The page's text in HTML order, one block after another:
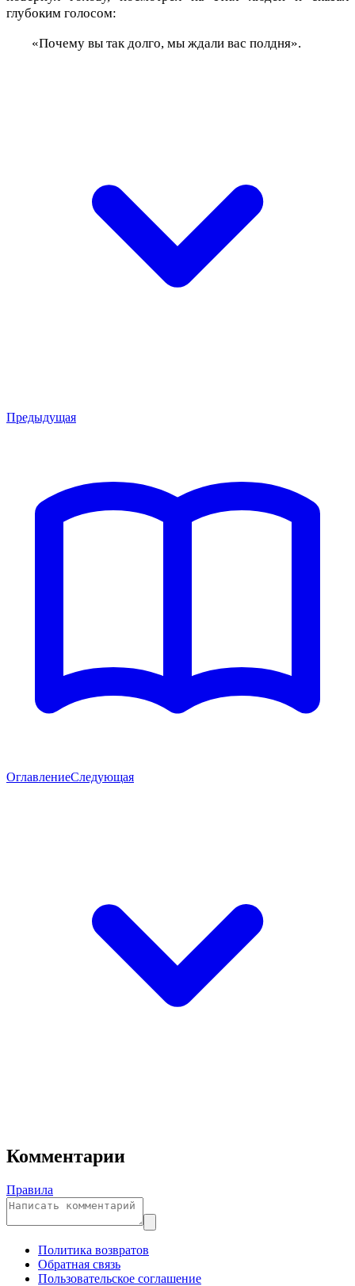
глубоким голосом:
«Почему вы так долго, мы ждали вас полдня».
Предыдущая
ОглавлениеСледующая
Комментарии
Правила
Политика возвратов
Обратная связь
Пользовательское соглашение